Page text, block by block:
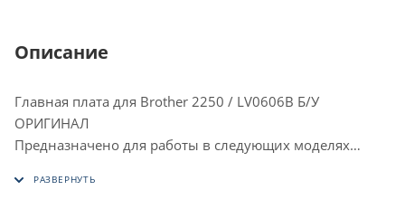
Описание
Главная плата для Brother 2250 / LV0606B Б/У
ОРИГИНАЛ
Предназначено для работы в следующих моделях
Brother HL-2240